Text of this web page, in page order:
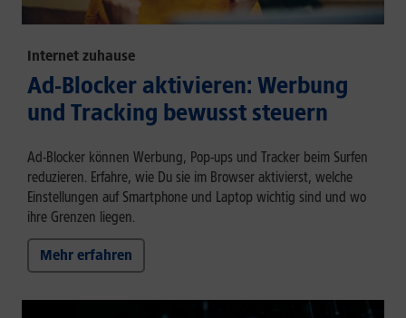
Internet zuhause
Ad-Blocker aktivieren: Werbung
und Tracking bewusst steuern
Ad-Blocker können Werbung, Pop-ups und Tracker beim Surfen
reduzieren. Erfahre, wie Du sie im Browser aktivierst, welche
Einstellungen auf Smartphone und Laptop wichtig sind und wo
ihre Grenzen liegen.
Mehr erfahren